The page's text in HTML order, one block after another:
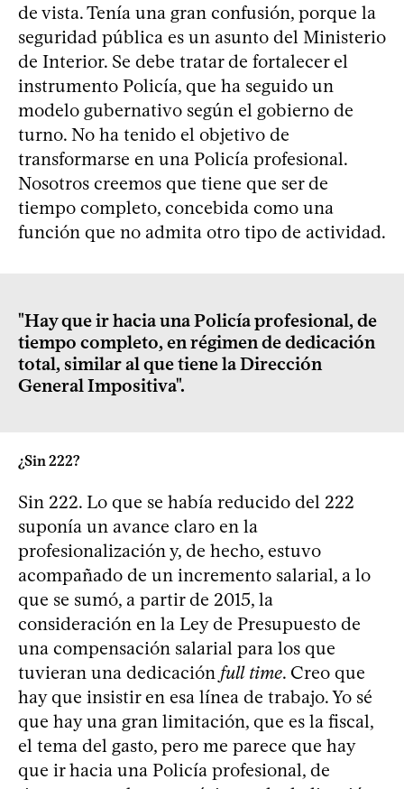
de vista. Tenía una gran confusión, porque la
seguridad pública es un asunto del Ministerio
de Interior. Se debe tratar de fortalecer el
instrumento Policía, que ha seguido un
modelo gubernativo según el gobierno de
turno. No ha tenido el objetivo de
transformarse en una Policía profesional.
Nosotros creemos que tiene que ser de
tiempo completo, concebida como una
función que no admita otro tipo de actividad.
"Hay que ir hacia una Policía profesional, de
tiempo completo, en régimen de dedicación
total, similar al que tiene la Dirección
General Impositiva".
¿Sin 222?
Sin 222. Lo que se había reducido del 222
suponía un avance claro en la
profesionalización y, de hecho, estuvo
acompañado de un incremento salarial, a lo
que se sumó, a partir de 2015, la
consideración en la Ley de Presupuesto de
una compensación salarial para los que
tuvieran una dedicación full time. Creo que
hay que insistir en esa línea de trabajo. Yo sé
que hay una gran limitación, que es la fiscal,
el tema del gasto, pero me parece que hay
que ir hacia una Policía profesional, de